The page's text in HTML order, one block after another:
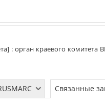
: орган краевого комитета
Связанные